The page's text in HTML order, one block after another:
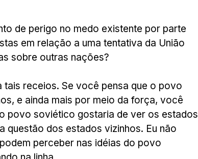
de perigo no medo existente por parte
em relação a uma tentativa da União
sobre outras nações?
receios. Se você pensa que o povo
e ainda mais por meio da força, você
povo soviético gostaria de ver os estados
questão dos estados vizinhos. Eu não
perceber nas idéias do povo